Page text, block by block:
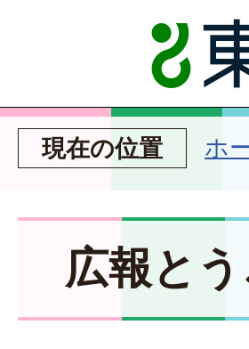
現在の位置 ホ
広報と